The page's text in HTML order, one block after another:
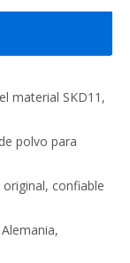
material SKD11,
polvo para
confiable